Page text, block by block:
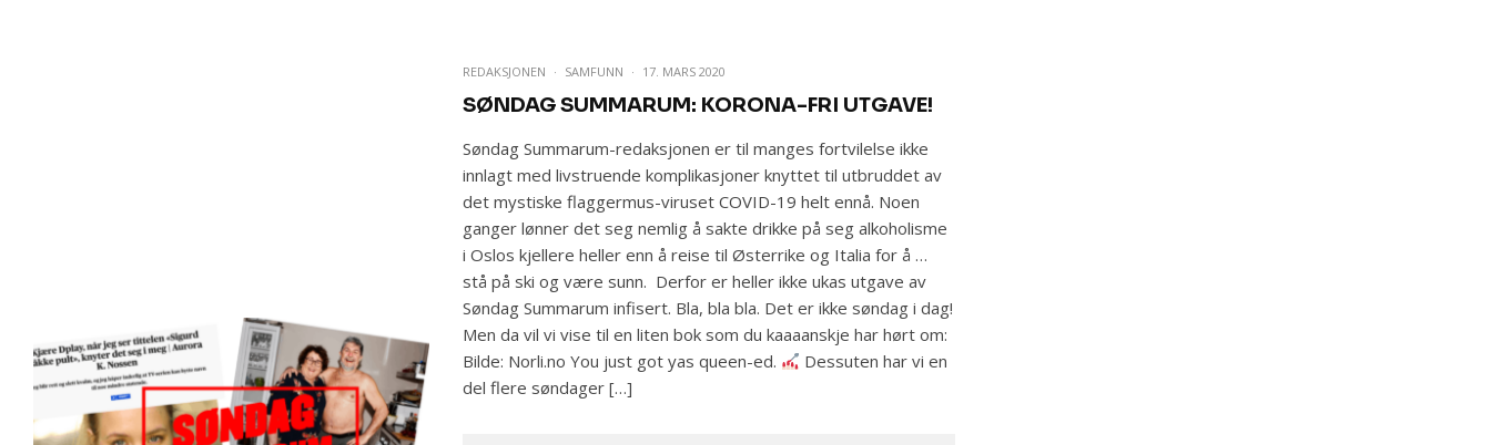
REDAKSJONEN · SAMFUNN · 17. MARS 2020
SØNDAG SUMMARUM: KORONA-FRI UTGAVE!
Søndag Summarum-redaksjonen er til manges fortvilelse ikke
innlagt med livstruende komplikasjoner knyttet til utbruddet av
det mystiske flaggermus-viruset COVID-19 helt ennå. Noen
ganger lønner det seg nemlig å sakte drikke på seg alkoholisme
i Oslos kjellere heller enn å reise til Østerrike og Italia for å …
stå på ski og være sunn. Derfor er heller ikke ukas utgave av
Søndag Summarum infisert. Bla, bla bla. Det er ikke søndag i dag!
Men da vil vi vise til en liten bok som du kaaaanskje har hørt om:
Bilde: Norli.no You just got yas queen-ed.
Dessuten har vi en
del flere søndager […]